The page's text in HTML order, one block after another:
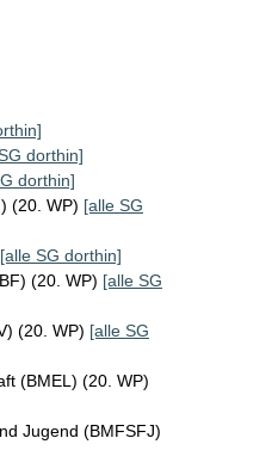
dorthin]
dorthin]
(20. WP) [alle SG
[alle SG dorthin]
(20. WP) [alle SG
(20. WP) [alle SG
(BMEL) (20. WP)
Jugend (BMFSFJ)